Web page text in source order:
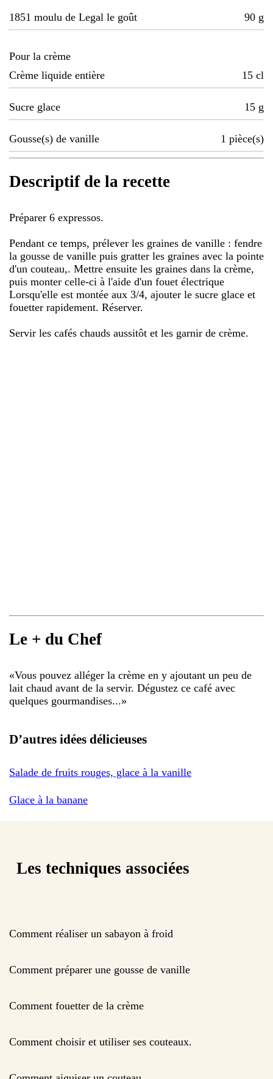
1851 moulu de Legal le goût 90 g
Pour la crème
Crème liquide entière
15 cl
Sucre glace 15 g
Gousse(s) de vanille 1 pièce(s)
Descriptif de la recette
Préparer 6 expressos.
Pendant ce temps, prélever les graines de vanille : fendre
la gousse de vanille puis gratter les graines avec la pointe
d'un couteau,. Mettre ensuite les graines dans la crème,
puis monter celle-ci à l'aide d'un fouet électrique
Lorsqu'elle est montée aux 3/4, ajouter le sucre glace et
fouetter rapidement. Réserver.
Servir les cafés chauds aussitôt et les garnir de crème.
Le + du Chef
«Vous pouvez alléger la crème en y ajoutant un peu de
lait chaud avant de la servir. Dégustez ce café avec
quelques gourmandises...»
D’autres idées délicieuses
Salade de fruits rouges, glace à la vanille
Glace à la banane
Les techniques associées
Comment réaliser un sabayon à froid
Comment préparer une gousse de vanille
Comment fouetter de la crème
Comment choisir et utiliser ses couteaux.